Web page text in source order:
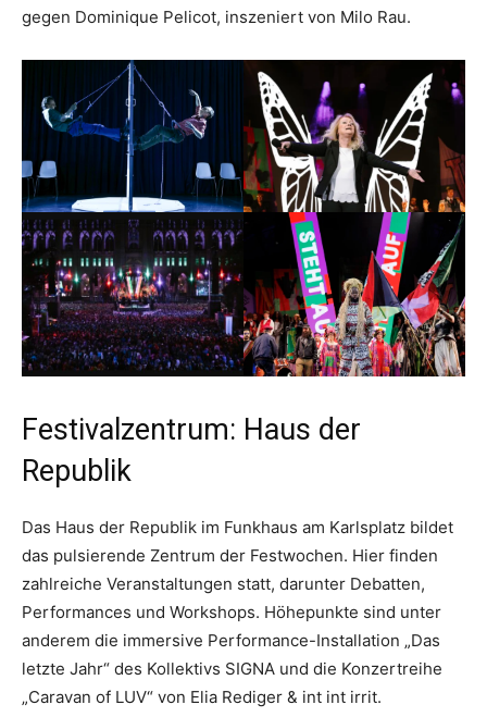
gegen Dominique Pelicot, inszeniert von Milo Rau.
Festivalzentrum: Haus der
Republik
Das Haus der Republik im Funkhaus am Karlsplatz bildet
das pulsierende Zentrum der Festwochen. Hier finden
zahlreiche Veranstaltungen statt, darunter Debatten,
Performances und Workshops. Höhepunkte sind unter
anderem die immersive Performance-Installation „Das
letzte Jahr“ des Kollektivs SIGNA und die Konzertreihe
„Caravan of LUV“ von Elia Rediger & int int irrit.